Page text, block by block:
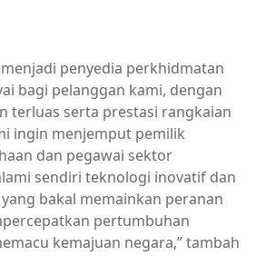
penyedia perkhidmatan
bagi pelanggan kami, dengan
terluas serta prestasi rangkaian
ingin menjemput pemilik
dan pegawai sektor
sendiri teknologi inovatif dan
bakal memainkan peranan
pertumbuhan
kemajuan negara,” tambah